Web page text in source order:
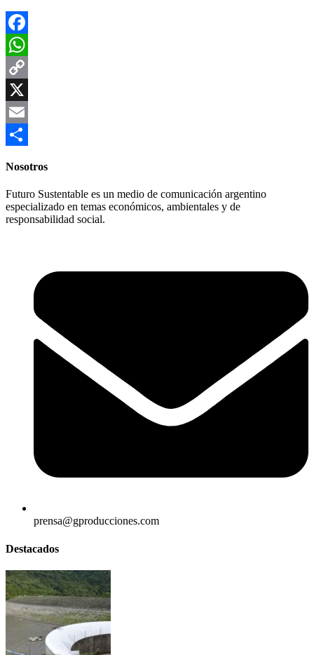
Facebook
WhatsApp
Copy
Link
X
Email
Nosotros
Futuro Sustentable es un medio de comunicación argentino
especializado en temas económicos, ambientales y de
responsabilidad social.
prensa@gproducciones.com
Destacados